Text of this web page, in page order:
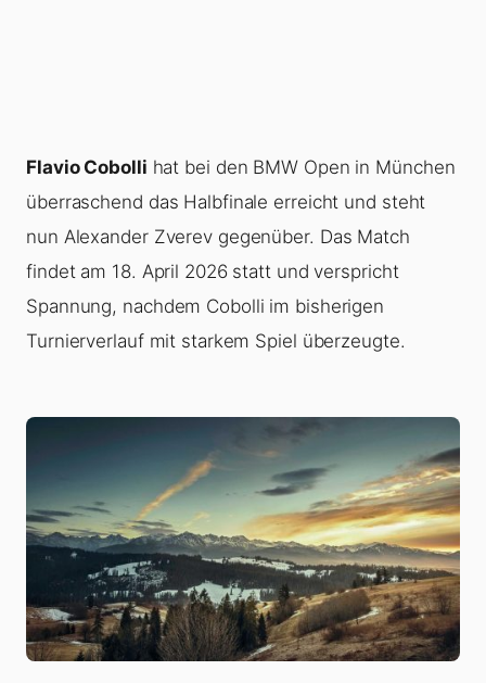
Flavio Cobolli hat bei den BMW Open in München
überraschend das Halbfinale erreicht und steht
nun Alexander Zverev gegenüber. Das Match
findet am 18. April 2026 statt und verspricht
Spannung, nachdem Cobolli im bisherigen
Turnierverlauf mit starkem Spiel überzeugte.